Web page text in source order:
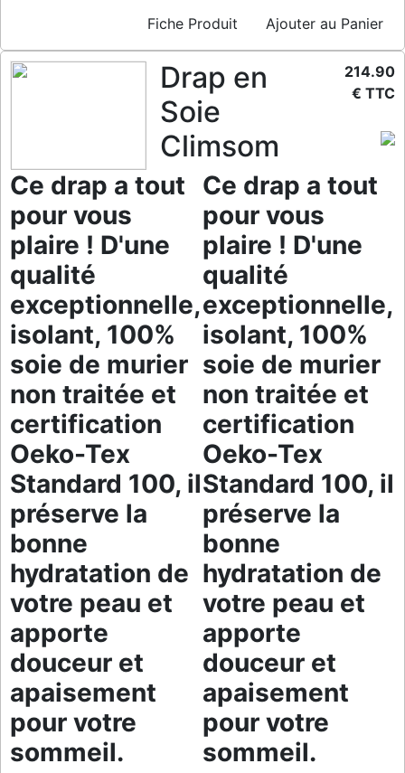
Fiche Produit Ajouter au Panier
Drap en
Soie
Climsom
Ce drap a tout
pour vous
plaire ! D'une
qualité
exceptionnelle,
isolant, 100%
soie de murier
non traitée et
certification
Oeko-Tex
Standard 100, il
préserve la
bonne
hydratation de
votre peau et
apporte
douceur et
apaisement
pour votre
sommeil.
Ce drap a tout
pour vous
plaire ! D'une
qualité
exceptionnelle,
isolant, 100%
soie de murier
non traitée et
certification
Oeko-Tex
Standard 100, il
préserve la
bonne
hydratation de
votre peau et
apporte
douceur et
apaisement
pour votre
sommeil.
214.90
€ TTC